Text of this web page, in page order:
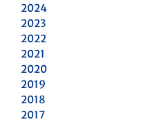
2024
2023
2022
2021
2020
2019
2018
2017